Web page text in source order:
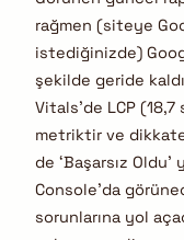
rağmen (siteye
istediğinizde)
şekilde geride
Vitals’de LCP
metriktir ve dikkate
de ‘Başarsız Oldu’
Console’da
sorunlarına yol